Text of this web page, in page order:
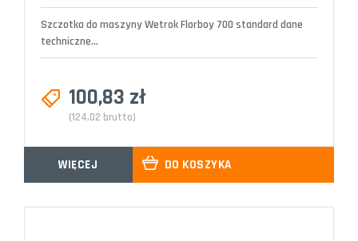
Szczotka do maszyny Wetrok Florboy 700 standard dane
techniczne...
100,83 zł
(124,02 brutto)
WIĘCEJ DO KOSZYKA